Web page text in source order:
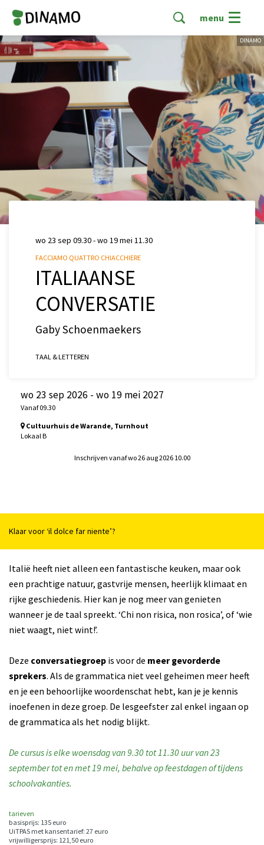
menu
DINAMO
ITALIAANSE
CONVERSATIE
Gaby Schoenmaekers
FACCIAMO QUATTRO CHIACCHIERE
wo 23 sep 09.30-wo 19 mei 11.30
TAAL & LETTEREN
wo 23 sep 2026 - wo 19 mei 2027
Vanaf 09.30
Cultuurhuis de Warande, Turnhout
Lokaal B
Inschrijven vanaf wo 26 aug 2026 10.00
Klaar voor ‘il dolce far niente’?
Italië heeft niet alleen een fantastische keuken, maar ook
een prachtige natuur, gastvrije mensen, heerlijk klimaat en
rijke geschiedenis. Hier kan je nog meer van genieten
wanneer je de taal spreekt. ‘Chi non risica, non rosica’, of ‘wie
niet waagt, niet wint!’.
Deze conversatiegroep is voor de meer gevorderde
sprekers. Als de grammatica niet veel geheimen meer heeft
en je een behoorlijke woordenschat hebt, kan je je kennis
inoefenen in deze groep. De lesgeefster zal enkel ingaan op
de grammatica als het nodig blijkt.
De cursus is elke woensdag van 9.30 tot 11.30 uur van 23
september tot en met 19 mei, behalve op feestdagen of tijdens
schoolvakanties.
tarieven
basisprijs: 135 euro
UiTPAS met kansentarief: 27 euro
vrijwilligersprijs: 121,50 euro